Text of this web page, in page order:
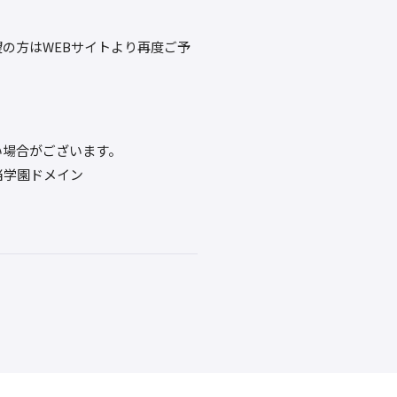
方はWEBサイトより再度ご予
合がございます。
園ドメイン